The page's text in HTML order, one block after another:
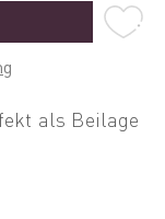
als Beilage